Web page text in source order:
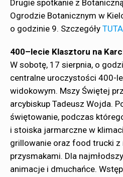
Drugie spotkanie z
Ogrodzie Botanicznym w
o godzinie 9. Szczegóły
400–lecie Klasztoru na
W sobotę, 17 sierpnia, o
centralne uroczystości 400-
widokowym. Mszy Świętej
arcybiskup Tadeusz Wojda.
świętowanie, podczas
i stoiska jarmarczne w
grillowanie oraz food trucki z
przysmakami. Dla
animacje i dmuchańce.